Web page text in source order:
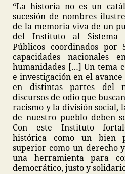
“La historia no es un
sucesión de nombres
de la memoria viva de un
del Instituto al Sistema
Públicos coordinados por
capacidades nacionales
humanidades […] Un tema
e investigación en el
en distintas partes del
discursos de odio que
racismo y la división social,
de nuestro pueblo deben
Con este Instituto
histórica como un bien
superior como un derecho
una herramienta para
democrático, justo y